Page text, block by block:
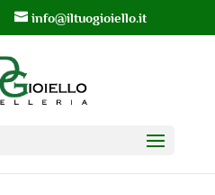
info@iltuogioiello.it